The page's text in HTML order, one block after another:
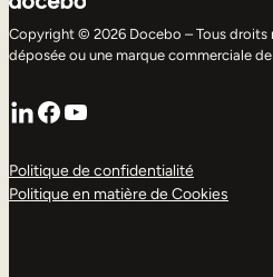
Copyright © 2026 Docebo – Tous droits
déposée ou une marque commerciale
LinkedIn
Facebook
YouTube
Politique de confidentialité
Politique en matière de Cookies